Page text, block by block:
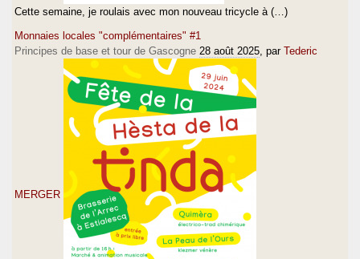
Cette semaine, je roulais avec mon nouveau tricycle à (…)
Monnaies locales "complémentaires" #1
Principes de base et tour de Gascogne 28 août 2025 , par Tederic
MERGER